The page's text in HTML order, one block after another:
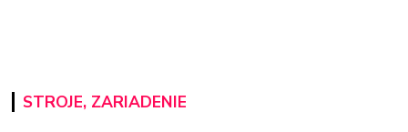
STROJE, ZARIADENIE